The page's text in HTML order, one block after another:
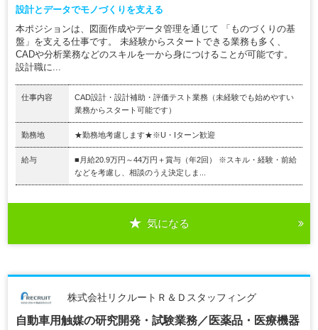
設計とデータでモノづくりを支える
本ポジションは、図面作成やデータ管理を通じて 「ものづくりの基
盤」を支える仕事です。 未経験からスタートできる業務も多く、
CADや分析業務などのスキルを一から身につけることが可能です。
設計職に...
仕事内容
CAD設計・設計補助・評価テスト業務（未経験でも始めやすい
業務からスタート可能です）
勤務地 ★勤務地考慮します★※U・Iターン歓迎
給与
■月給20.9万円～44万円＋賞与（年2回） ※スキル・経験・前給
などを考慮し、相談のうえ決定しま...
気になる
株式会社リクルートＲ＆Ｄスタッフィング
自動車用触媒の研究開発・試験業務／医薬品・医療機器